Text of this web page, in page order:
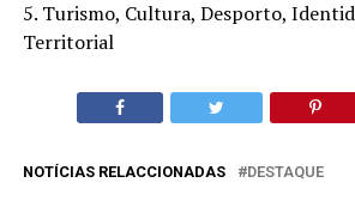
5. Turismo, Cultura, Desporto,
Territorial
NOTÍCIAS RELACCIONADAS DESTAQUE